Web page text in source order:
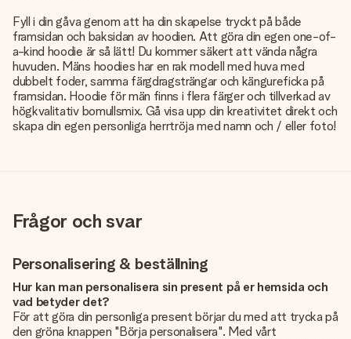
Fyll i din gåva genom att ha din skapelse tryckt på både
framsidan och baksidan av hoodien. Att göra din egen one-of-
a-kind hoodie är så lätt! Du kommer säkert att vända några
huvuden. Mäns hoodies har en rak modell med huva med
dubbelt foder, samma färgdragsträngar och kängureficka på
framsidan. Hoodie för män finns i flera färger och tillverkad av
högkvalitativ bomullsmix. Gå visa upp din kreativitet direkt och
skapa din egen personliga herrtröja med namn och / eller foto!
Frågor och svar
Personalisering & beställning
Hur kan man personalisera sin present på er hemsida och
vad betyder det?
För att göra din personliga present börjar du med att trycka på
den gröna knappen "Börja personalisera". Med vårt